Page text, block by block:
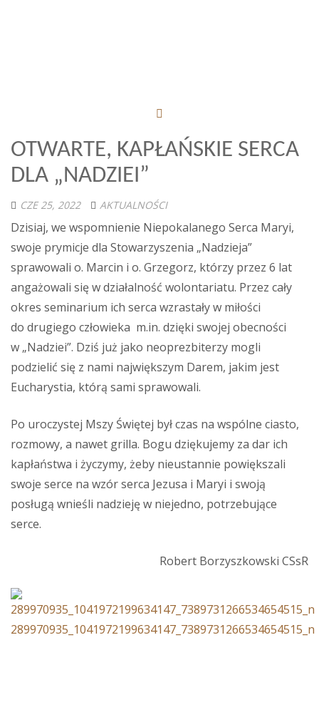
OTWARTE, KAPŁAŃSKIE SERCA
DLA „NADZIEI”
CZE 25, 2022 AKTUALNOŚCI
Dzisiaj, we wspomnienie Niepokalanego Serca Maryi,
swoje prymicje dla Stowarzyszenia „Nadzieja”
sprawowali o. Marcin i o. Grzegorz, którzy przez 6 lat
angażowali się w działalność wolontariatu. Przez cały
okres seminarium ich serca wzrastały w miłości
do drugiego człowieka m.in. dzięki swojej obecności
w „Nadziei”. Dziś już jako neoprezbiterzy mogli
podzielić się z nami największym Darem, jakim jest
Eucharystia, którą sami sprawowali.
Po uroczystej Mszy Świętej był czas na wspólne ciasto,
rozmowy, a nawet grilla. Bogu dziękujemy za dar ich
kapłaństwa i życzymy, żeby nieustannie powiększali
swoje serce na wzór serca Jezusa i Maryi i swoją
posługą wnieśli nadzieję w niejedno, potrzebujące
serce.
Robert Borzyszkowski CSsR
289970935_1041972199634147_7389731266534654515_n